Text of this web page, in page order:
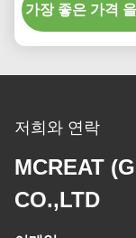
가장 좋은 가격
저희와 연락
MCREAT
CO.,LTD